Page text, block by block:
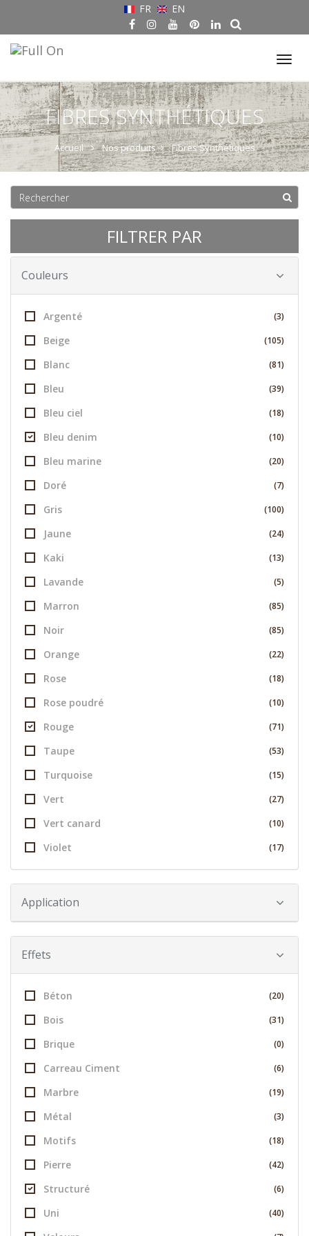
FR EN
FIBRES SYNTHÉTIQUES
Accueil Nos produits Fibres Synthétiques
FILTRER PAR
Couleurs
Argenté (3)
Beige (105)
Blanc (81)
Bleu (39)
Bleu ciel (18)
Bleu denim (10)
Bleu marine (20)
Doré (7)
Gris (100)
Jaune (24)
Kaki (13)
Lavande (5)
Marron (85)
Noir (85)
Orange (22)
Rose (18)
Rose poudré (10)
Rouge (71)
Taupe (53)
Turquoise (15)
Vert (27)
Vert canard (10)
Violet (17)
Application
Effets
Béton (20)
Bois (31)
Brique (0)
Carreau Ciment (6)
Marbre (19)
Métal (3)
Motifs (18)
Pierre (42)
Structuré (6)
Uni (40)